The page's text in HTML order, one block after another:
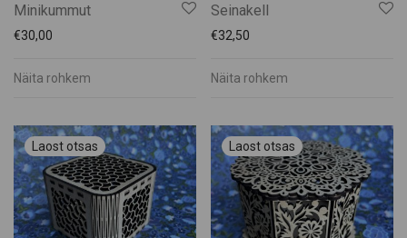
Minikummut
€30,00
Näita rohkem
Seinakell
€32,50
Näita rohkem